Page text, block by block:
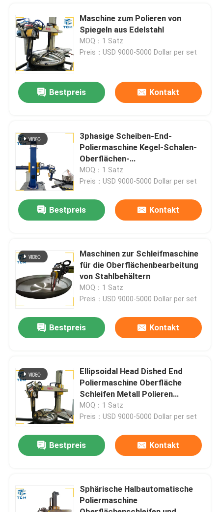
Produkte
Über uns
Werksbesichtigung
Kontakt mit uns
Neuigkeiten
Rechtssachen
Tankpoliermaschine
Maschine zum Polieren von
Spiegeln aus Edelstahl
MOQ：1 Satz
Preis：USD 9000-5000 Dollar per set
Bestpreis Kontakt
3phasige Scheiben-End-
Poliermaschine Kegel-Schalen-
Oberflächen-
Metallpoliermaschine
MOQ：1 Satz
Preis：USD 9000-5000 Dollar per set
Bestpreis Kontakt
Maschinen zur Schleifmaschine
für die Oberflächenbearbeitung
von Stahlbehältern
MOQ：1 Satz
Preis：USD 9000-5000 Dollar per set
Bestpreis Kontakt
Ellipsoidal Head Dished End
Poliermaschine Oberfläche
Schleifen Metall Polieren
Polieren
MOQ：1 Satz
Preis：USD 9000-5000 Dollar per set
Bestpreis Kontakt
Sphärische Halbautomatische
Poliermaschine